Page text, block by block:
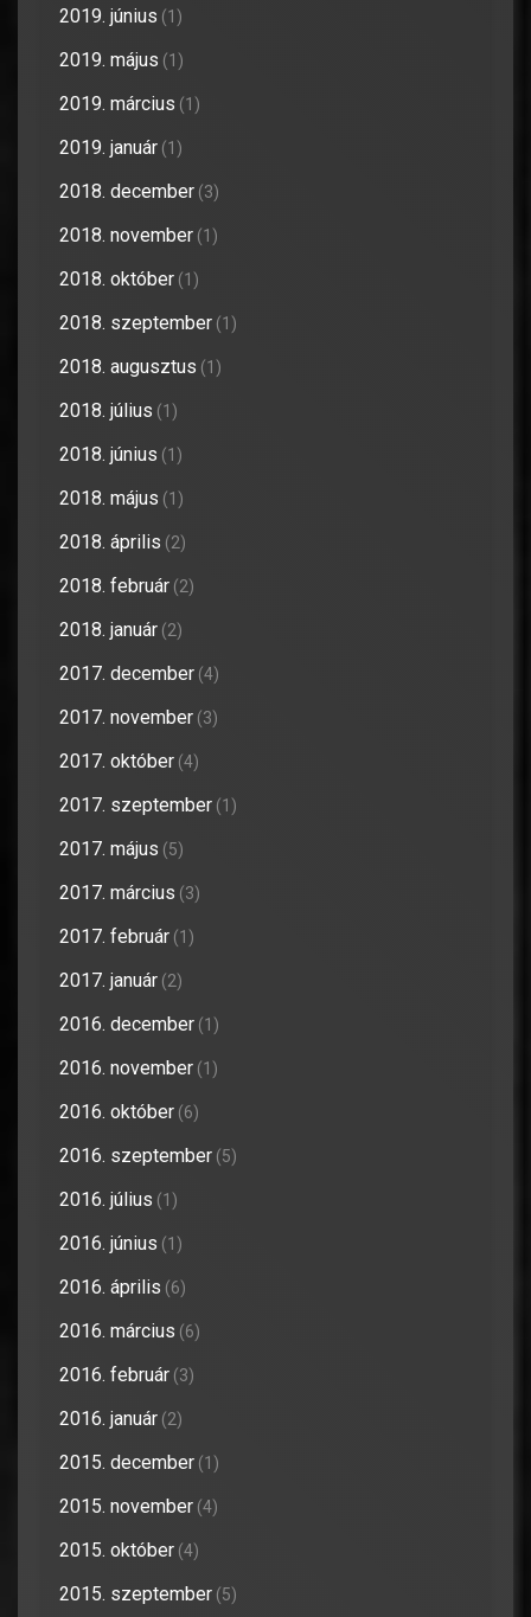
2019. június (1)
2019. május (1)
2019. március (1)
2019. január (1)
2018. december (3)
2018. november (1)
2018. október (1)
2018. szeptember (1)
2018. augusztus (1)
2018. július (1)
2018. június (1)
2018. május (1)
2018. április (2)
2018. február (2)
2018. január (2)
2017. december (4)
2017. november (3)
2017. október (4)
2017. szeptember (1)
2017. május (5)
2017. március (3)
2017. február (1)
2017. január (2)
2016. december (1)
2016. november (1)
2016. október (6)
2016. szeptember (5)
2016. július (1)
2016. június (1)
2016. április (6)
2016. március (6)
2016. február (3)
2016. január (2)
2015. december (1)
2015. november (4)
2015. október (4)
2015. szeptember (5)